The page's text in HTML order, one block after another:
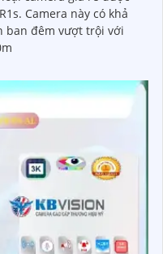
khả
ban đêm vượt trội với